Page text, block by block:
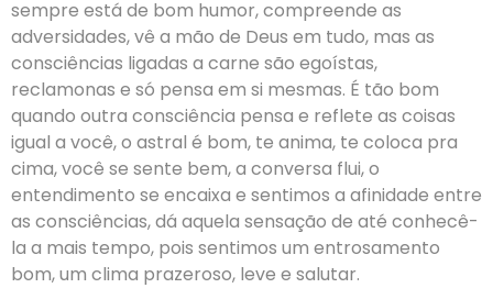
sempre está de bom humor, compreende as
adversidades, vê a mão de Deus em tudo, mas as
consciências ligadas a carne são egoístas,
reclamonas e só pensa em si mesmas. É tão bom
quando outra consciência pensa e reflete as coisas
igual a você, o astral é bom, te anima, te coloca pra
cima, você se sente bem, a conversa flui, o
entendimento se encaixa e sentimos a afinidade entre
as consciências, dá aquela sensação de até conhecê-
la a mais tempo, pois sentimos um entrosamento
bom, um clima prazeroso, leve e salutar.